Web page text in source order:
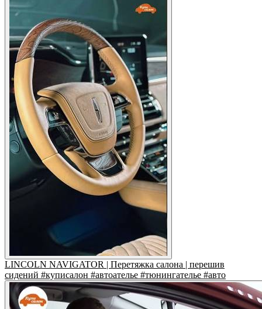
LINCOLN NAVIGATOR | Перетяжка салона | перешив
сидений #куписалон #автоателье #тюнингателье #авто